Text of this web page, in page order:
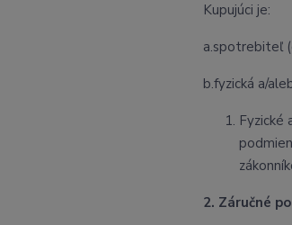
Kupujúci je:
a.spotrebiteľ
b.fyzická a/
Fyzické
2. Záručné